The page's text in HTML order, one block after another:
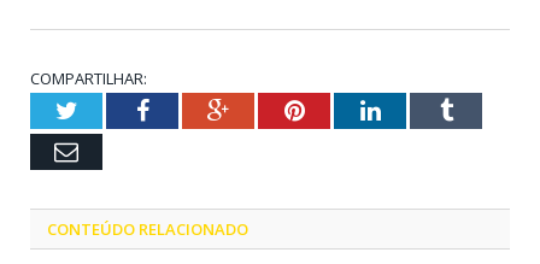
COMPARTILHAR:
TwitterFacebookGoogle+PinterestLinkedInTumblr
Email
CONTEÚDO RELACIONADO